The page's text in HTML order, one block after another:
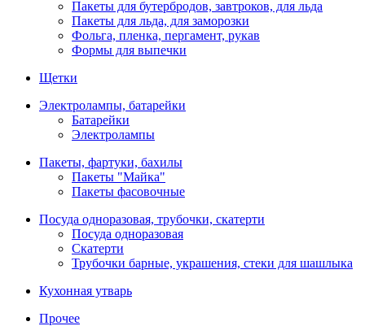
Пакеты для бутербродов, завтроков, для льда
Пакеты для льда, для заморозки
Фольга, пленка, пергамент, рукав
Формы для выпечки
Щетки
Электролампы, батарейки
Батарейки
Электролампы
Пакеты, фартуки, бахилы
Пакеты "Майка"
Пакеты фасовочные
Посуда одноразовая, трубочки, скатерти
Посуда одноразовая
Скатерти
Трубочки барные, украшения, стеки для шашлыка
Кухонная утварь
Прочее